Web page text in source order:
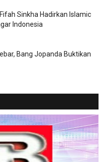
Sinkha Hadirkan Islamic
Indonesia
Bang Jopanda Buktikan